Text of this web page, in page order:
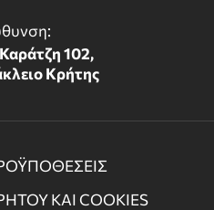
102,
Κρήτης
ΚΑΙ COOKIES